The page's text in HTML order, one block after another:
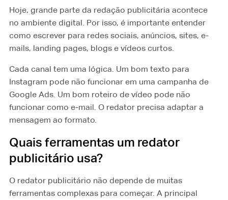
Hoje, grande parte da redação publicitária acontece
no ambiente digital. Por isso, é importante entender
como escrever para redes sociais, anúncios, sites, e-
mails, landing pages, blogs e vídeos curtos.
Cada canal tem uma lógica. Um bom texto para
Instagram pode não funcionar em uma campanha de
Google Ads. Um bom roteiro de vídeo pode não
funcionar como e-mail. O redator precisa adaptar a
mensagem ao formato.
Quais ferramentas um redator
publicitário usa?
O redator publicitário não depende de muitas
ferramentas complexas para começar. A principal